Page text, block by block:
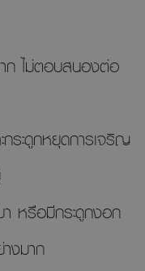
าก ไม่ตอบสนองต่อ
ระดูกหยุดการเจริญ
หรือมีกระดูกงอก
งมาก